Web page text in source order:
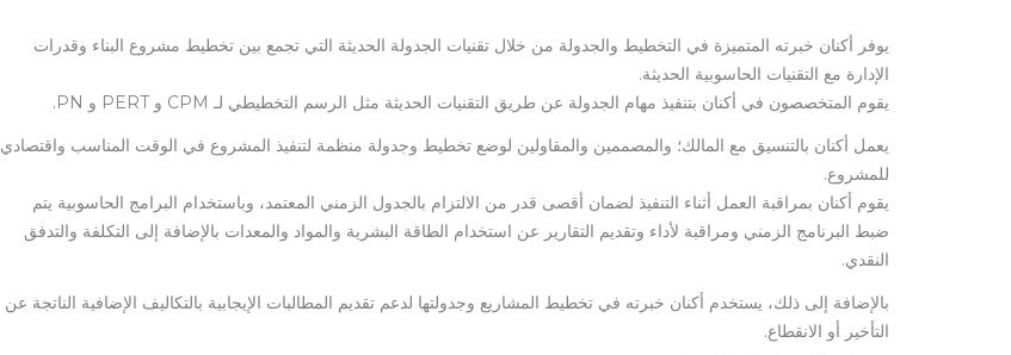
يوفر أكنان خبرته المتميزة في التخطيط والجدولة من خلال تقنيات الجدولة الحديثة التي تجمع بين تخطيط مشروع البناء وقدرات
الإدارة مع التقنيات الحاسوبية الحديثة.
يقوم المتخصصون في أكنان بتنفيذ مهام الجدولة عن طريق التقنيات الحديثة مثل الرسم التخطيطي لـ CPM و PERT و PN.
يعمل أكنان بالتنسيق مع المالك؛ والمصممين والمقاولين لوضع تخطيط وجدولة منظمة لتنفيذ المشروع في الوقت المناسب واقتصادي
للمشروع.
يقوم أكنان بمراقبة العمل أثناء التنفيذ لضمان أقصى قدر من الالتزام بالجدول الزمني المعتمد، وباستخدام البرامج الحاسوبية يتم
ضبط البرنامج الزمني ومراقبة لأداء وتقديم التقارير عن استخدام الطاقة البشرية والمواد والمعدات بالإضافة إلى التكلفة والتدفق
النقدي.
بالإضافة إلى ذلك، يستخدم أكنان خبرته في تخطيط المشاريع وجدولتها لدعم تقديم المطالبات الإيجابية بالتكاليف الإضافية الناتجة عن
التأخير أو الانقطاع.